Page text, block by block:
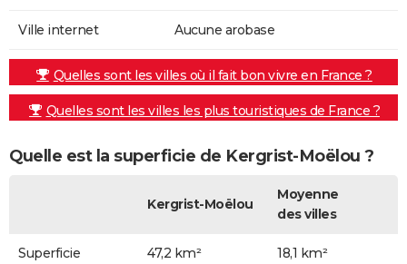
Ville internet Aucune arobase
Quelles sont les villes où il fait bon vivre en France ?
Quelles sont les villes les plus touristiques de France ?
Quelle est la superficie de Kergrist-Moëlou ?
Kergrist-Moëlou
Moyenne
des villes
Superficie
47,2 km² 18,1 km²